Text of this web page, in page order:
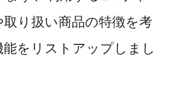
取り扱い商品の特徴を考
をリストアップしまし